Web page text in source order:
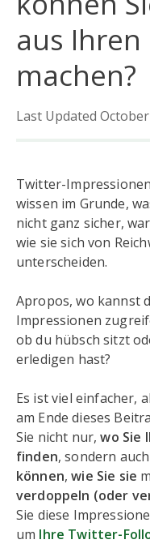
aus
machen?
Last Updated
Twitter-
wissen im Grunde,
nicht ganz sicher,
wie sie sich von
unterscheiden.
Apropos, wo kannst
Impressionen
ob du hübsch sitzt
erledigen hast?
Es ist viel einfacher,
am Ende dieses
Sie nicht nur,wo Sie
finden, sondern auch
können,wie Sie sie
verdoppeln (oder
Sie diese
um Ihre Twitter-